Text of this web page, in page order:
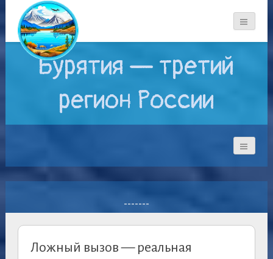
Бурятия — третий
регион России
-------
Ложный вызов — реальная